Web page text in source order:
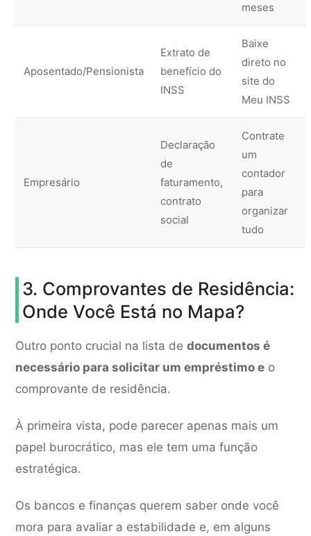
meses
Aposentado/Pensionista
Extrato de
benefício do
INSS
Baixe
direto no
site do
Meu INSS
Empresário
Declaração
de
faturamento,
contrato
social
Contrate
um
contador
para
organizar
tudo
3. Comprovantes de Residência:
Onde Você Está no Mapa?
Outro ponto crucial na lista dedocumentos é
necessário para solicitar um empréstimo e o
comprovante de residência.
À primeira vista, pode parecer apenas mais um
papel burocrático, mas ele tem uma função
estratégica.
Os bancos e finanças querem saber onde você
mora para avaliar a estabilidade e, em alguns